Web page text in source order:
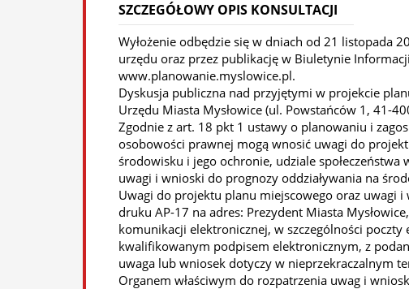
SZCZEGÓŁOWY OPIS KONSULTACJI
Wyłożenie odbędzie się w dniach od 21 listopada
urzędu oraz przez publikację w Biuletynie
www.planowanie.myslowice.pl.
Dyskusja publiczna nad przyjętymi w projekcie
Urzędu Miasta Mysłowice (ul. Powstańców 1, 41-
Zgodnie z art. 18 pkt 1 ustawy o planowaniu i
osobowości prawnej mogą wnosić uwagi do
środowisku i jego ochronie, udziale
uwagi i wnioski do prognozy oddziaływania na
Uwagi do projektu planu miejscowego oraz uwagi
druku AP-17 na adres: Prezydent Miasta
komunikacji elektronicznej, w szczególności
kwalifikowanym podpisem elektronicznym, z
uwaga lub wniosek dotyczy w nieprzekraczalnym
Organem właściwym do rozpatrzenia uwag i